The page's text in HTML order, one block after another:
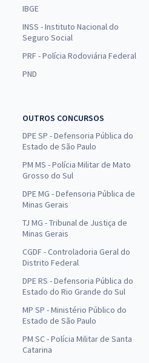
IBGE
INSS - Instituto Nacional do
Seguro Social
PRF - Polícia Rodoviária Federal
PND
OUTROS CONCURSOS
DPE SP - Defensoria Pública do
Estado de São Paulo
PM MS - Polícia Militar de Mato
Grosso do Sul
DPE MG - Defensoria Pública de
Minas Gerais
TJ MG - Tribunal de Justiça de
Minas Gerais
CGDF - Controladoria Geral do
Distrito Federal
DPE RS - Defensoria Pública do
Estado do Rio Grande do Sul
MP SP - Ministério Público do
Estado de São Paulo
PM SC - Polícia Militar de Santa
Catarina